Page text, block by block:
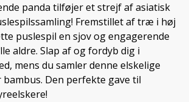
panda tilføjer et strejf af asiatisk
Fremstillet af træ i høj
puslespil en sjov og engagerende
aldre. Slap af og fordyb dig i
mens du samler denne elskelige
Den perfekte gave til